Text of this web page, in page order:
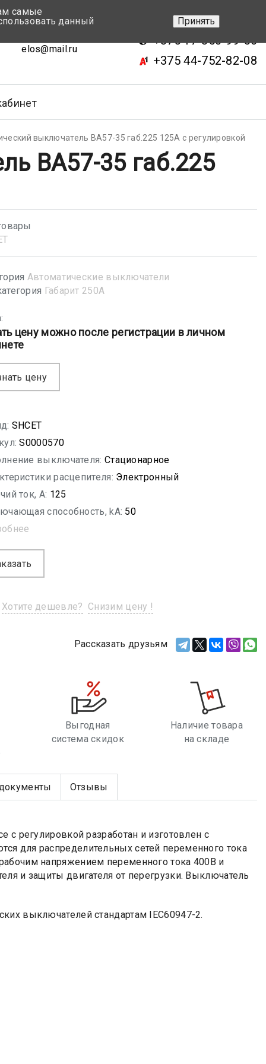
elos@mail.ru
+375 17-343-46-70
+375 17-350-99-56
+375 44-752-82-08
выключатель ВА57-35 габ.225 125А с регулировкой
ВА57-35 габ.225
Автоматические выключатели
Габарит 250А
цену можно после регистрации в личном
цену
SHСET
S0000570
выключателя: Стационарное
расцепителя: Электронный
ток, A: 125
способность, kA: 50
Хотите дешевле? Снизим цену !
Рассказать друзьям
Выгодная
система скидок
Наличие товара
на складе
Отзывы
регулировкой разработан и изготовлен с
для распределительных сетей переменного тока
напряжением переменного тока 400В и
и защиты двигателя от перегрузки. Выключатель
выключателей стандартам IEC60947-2.
самые
данный
Принять